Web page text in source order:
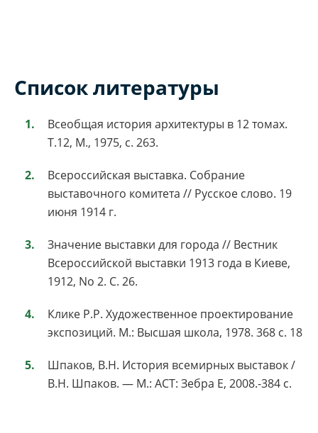
Список литературы
Всеобщая история архитектуры в 12 томах.
Т.12, М., 1975, с. 263.
Всероссийская выставка. Собрание
выставочного комитета // Русское слово. 19
июня 1914 г.
Значение выставки для города // Вестник
Всероссийской выставки 1913 года в Киеве,
1912, No 2. С. 26.
Клике P.P. Художественное проектирование
экспозиций. М.: Высшая школа, 1978. 368 с. 18
Шпаков, В.Н. История всемирных выставок /
В.Н. Шпаков. — М.: ACT: Зебра Е, 2008.-384 с.